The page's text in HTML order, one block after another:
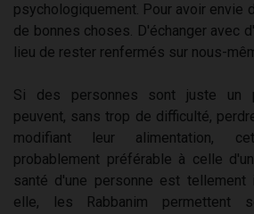
psychologiquement. Pour avoir envie
de bonnes choses. D'échanger avec
lieu de rester renfermés sur nous-
Si des personnes sont juste un
peuvent, sans trop de difficulté,
modifiant leur alimentation,
probablement préférable à celle
santé d'une personne est tellement
elle, les Rabbanim permettent